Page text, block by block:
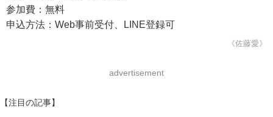
参加費：無料
申込方法：Web事前受付、LINE登録可
《佐藤愛》
advertisement
【注目の記事】